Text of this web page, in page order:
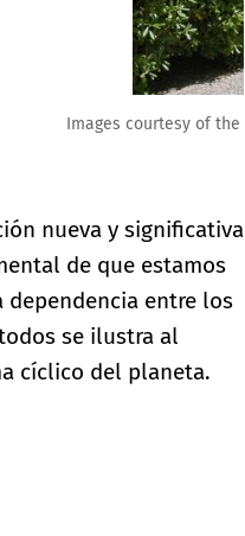
nueva y significativa
de que estamos
dependencia entre los
se ilustra al
cíclico del planeta.